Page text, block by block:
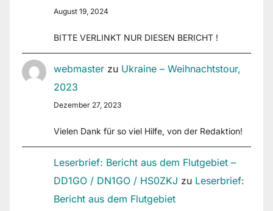
August 19, 2024
BITTE VERLINKT NUR DIESEN BERICHT !
webmaster zu Ukraine – Weihnachtstour,
2023
Dezember 27, 2023
Vielen Dank für so viel Hilfe, von der Redaktion!
Leserbrief: Bericht aus dem Flutgebiet –
DD1GO / DN1GO / HS0ZKJ zu Leserbrief:
Bericht aus dem Flutgebiet